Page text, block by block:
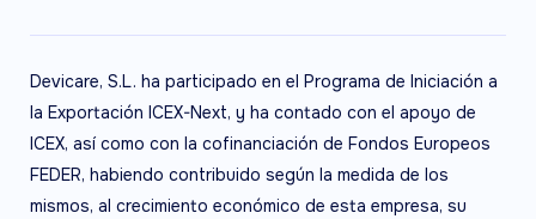
Devicare, S.L. ha participado en el Programa de Iniciación a
la Exportación ICEX-Next, y ha contado con el apoyo de
ICEX, así como con la cofinanciación de Fondos Europeos
FEDER, habiendo contribuido según la medida de los
mismos, al crecimiento económico de esta empresa, su